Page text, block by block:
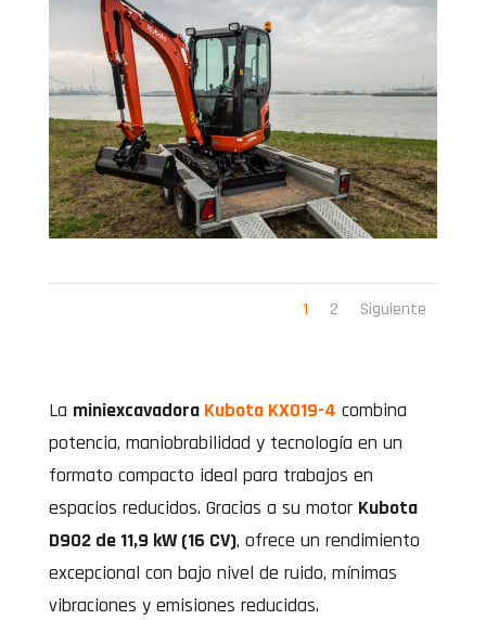
1 2 Siguiente
La miniexcavadora Kubota KX019-4 combina
potencia, maniobrabilidad y tecnología en un
formato compacto ideal para trabajos en
espacios reducidos. Gracias a su motor Kubota
D902 de 11,9 kW (16 CV), ofrece un rendimiento
excepcional con bajo nivel de ruido, mínimas
vibraciones y emisiones reducidas.